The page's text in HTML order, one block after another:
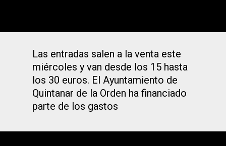
Las entradas salen a la venta este
miércoles y van desde los 15 hasta
los 30 euros. El Ayuntamiento de
Quintanar de la Orden ha financiado
parte de los gastos